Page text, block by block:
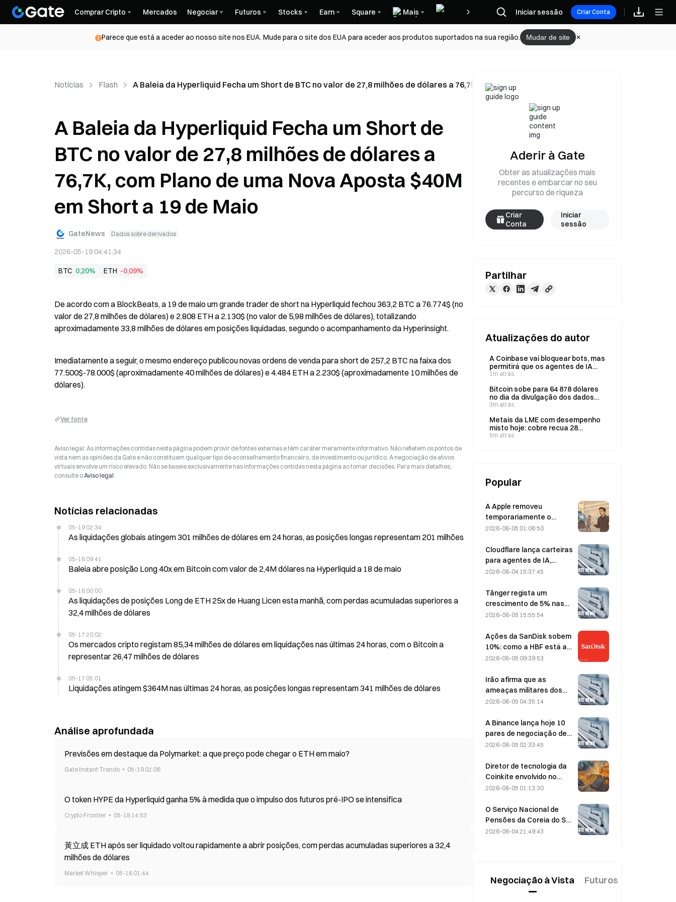
Comprar Cripto Mercados Negociar Futuros Stocks Earn Square Mais Recompensas
Iniciar sessão Criar Conta
Parece que está a aceder ao nosso site nos EUA. Mude para o site dos EUA para aceder aos produtos suportados na sua região. Mudar de site
Notícias Flash A Baleia da Hyperliquid Fecha um Short de BTC no valor de 27,8 milhões de dólares a 76,7K, com Plano de uma Nova Aposta $40M em Short a
A Baleia da Hyperliquid Fecha um Short de
BTC no valor de 27,8 milhões de dólares a
76,7K, com Plano de uma Nova Aposta $40M
em Short a 19 de Maio
GateNews Dados sobre derivados
2026-05-19 04:41:34
BTC 0,20% ETH -0,09%
De acordo com a BlockBeats, a 19 de maio um grande trader de short na Hyperliquid fechou 363,2 BTC a 76.774$ (no
valor de 27,8 milhões de dólares) e 2.808 ETH a 2.130$ (no valor de 5,98 milhões de dólares), totalizando
aproximadamente 33,8 milhões de dólares em posições liquidadas, segundo o acompanhamento da Hyperinsight.
Imediatamente a seguir, o mesmo endereço publicou novas ordens de venda para short de 257,2 BTC na faixa dos
77.500$-78.000$ (aproximadamente 40 milhões de dólares) e 4.484 ETH a 2.230$ (aproximadamente 10 milhões de
dólares).
Ver fonte
Aviso legal: As informações contidas nesta página podem provir de fontes externas e têm caráter meramente informativo. Não refletem os pontos de
vista nem as opiniões da Gate e não constituem qualquer tipo de aconselhamento financeiro, de investimento ou jurídico. A negociação de ativos
virtuais envolve um risco elevado. Não se baseie exclusivamente nas informações contidas nesta página ao tomar decisões. Para mais detalhes,
consulte oAviso legal.
Notícias relacionadas
05-19 02:34
As liquidações globais atingem 301 milhões de dólares em 24 horas, as posições longas representam 201 milhões
05-18 09:41
Baleia abre posição Long 40x em Bitcoin com valor de 2,4M dólares na Hyperliquid a 18 de maio
05-18 00:00
As liquidações de posições Long de ETH 25x de Huang Licen esta manhã, com perdas acumuladas superiores a
32,4 milhões de dólares
05-17 20:02
Os mercados cripto registam 85,34 milhões de dólares em liquidações nas últimas 24 horas, com o Bitcoin a
representar 26,47 milhões de dólares
05-17 05:01
Liquidações atingem $364M nas últimas 24 horas, as posições longas representam 341 milhões de dólares
Análise aprofundada
Previsões em destaque da Polymarket: a que preço pode chegar o ETH em maio?
Gate Instant Trends 05-19 02:06
O token HYPE da Hyperliquid ganha 5% à medida que o impulso dos futuros pré-IPO se intensifica
Crypto Frontier 05-18 14:53
黃立成 ETH após ser liquidado voltou rapidamente a abrir posições, com perdas acumuladas superiores a 32,4
milhões de dólares
Market Whisper 05-18 01:44
Aderir à Gate
Obter as atualizações mais
recentes e embarcar no seu
percurso de riqueza
Criar
Conta
Iniciar
sessão
Partilhar
Atualizações do autor
A Coinbase vai bloquear bots, mas
permitirá que os agentes de IA
tenham contas financeiras
1m atrás
Bitcoin sobe para 64 878 dólares
no dia da divulgação dos dados
Non-Farm, mais 3% em 7 dias
3m atrás
Metais da LME com desempenho
misto hoje: cobre recua 28
dólares, níquel avança 242 dólares
5m atrás
Popular
A Apple removeu
temporariamente o
Telegram devido a
sexual infantil (CSAM);
Durov rejeitou a alegação,
afirmando que se tratou
segurança»
2026-08-05 01:06:50
Cloudflare lança carteiras
para agentes de IA,
permitindo pagamentos
API, a 4 de agosto
2026-08-04 15:37:45
Tânger regista um
crescimento de 5% nas
vendas, impulsionado pelo
Campeonato do Mundo
em junho e julho.
2026-08-05 15:55:54
Ações da SanDisk sobem
10%: como a HBF está a
iniciar um novo ciclo de
poderão os resultados
financeiros validar a tese
de crescimento?
2026-08-05 09:39:53
Irão afirma que as
ameaças militares dos
EUA atrasam o acordo
de Ormuz, em 5 de agosto
2026-08-05 04:35:14
A Binance lança hoje 10
pares de negociação de
bStocks às 20:00 (UTC+8),
a 0.
2026-08-05 02:33:45
Diretor de tecnologia da
Coinkite envolvido no
incidente relacionado
na Coldcard, que
desencadeou quatro
ondas de ataques e
2026-08-05 01:13:30
O Serviço Nacional de
Pensões da Coreia do Sul
muda para ações mais
2026-08-04 21:49:43
Negociação à Vista Futuros